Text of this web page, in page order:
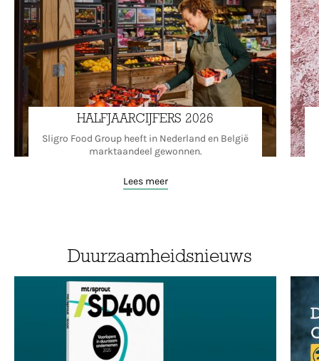
HALFJAARCIJFERS 2026
Sligro Food Group heeft in Nederland en België
marktaandeel gewonnen.
Lees meer
Duurzaamheidsnieuws